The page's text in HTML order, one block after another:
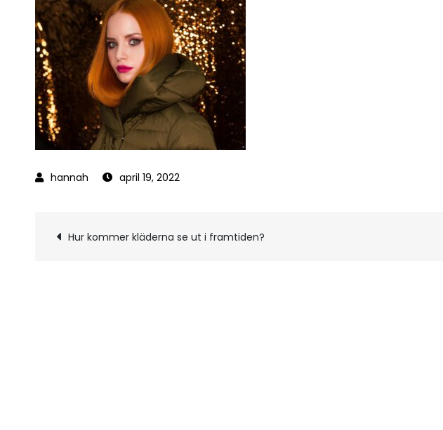
april 19, 2022
Inläggsnavigering
Hur kommer kläderna se ut i framtiden?